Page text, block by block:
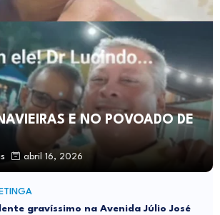
E NO POVOADO DE
abril 16, 2026
gravíssimo na Avenida Júlio José